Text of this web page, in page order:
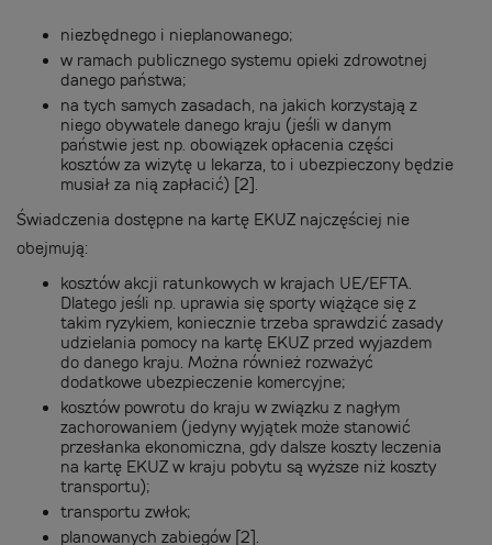
niezbędnego i nieplanowanego;
w ramach publicznego systemu opieki zdrowotnej
danego państwa;
na tych samych zasadach, na jakich korzystają z
niego obywatele danego kraju (jeśli w danym
państwie jest np. obowiązek opłacenia części
kosztów za wizytę u lekarza, to i ubezpieczony będzie
musiał za nią zapłacić) [2].
Świadczenia dostępne na kartę EKUZ najczęściej nie
obejmują:
kosztów akcji ratunkowych w krajach UE/EFTA.
Dlatego jeśli np. uprawia się sporty wiążące się z
takim ryzykiem, koniecznie trzeba sprawdzić zasady
udzielania pomocy na kartę EKUZ przed wyjazdem
do danego kraju. Można również rozważyć
dodatkowe ubezpieczenie komercyjne;
kosztów powrotu do kraju w związku z nagłym
zachorowaniem (jedyny wyjątek może stanowić
przesłanka ekonomiczna, gdy dalsze koszty leczenia
na kartę EKUZ w kraju pobytu są wyższe niż koszty
transportu);
transportu zwłok;
planowanych zabiegów [2].